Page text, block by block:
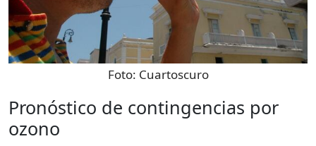
Foto: Cuartoscuro
Pronóstico de contingencias por
ozono